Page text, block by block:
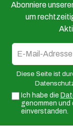
Abonniere
um
Diese Seite ist
Ich habe die
genommen und
einverstanden.